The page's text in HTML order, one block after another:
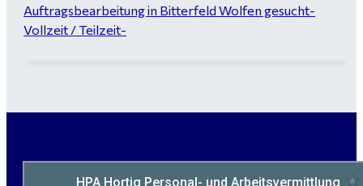
Auftragsbearbeitung in Bitterfeld Wolfen gesucht-
Vollzeit / Teilzeit-
Maurer / Putzer (m/w/d) Bitterfeld-Wolfen gesucht -